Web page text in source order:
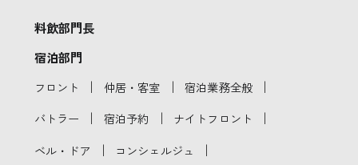
料飲部門長
宿泊部門
フロント ｜ 仲居・客室 ｜ 宿泊業務全般 ｜
バトラー ｜ 宿泊予約 ｜ ナイトフロント ｜
ベル・ドア ｜ コンシェルジュ ｜